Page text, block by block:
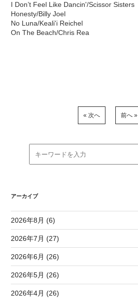
I Don’t Feel Like Dancin'/Scissor Sisters
Honesty/Billy Joel
No Luna/Keali'i Reichel
On The Beach/Chris Rea
« 次へ 前へ »
アーカイブ
2026年8月 (6)
2026年7月 (27)
2026年6月 (26)
2026年5月 (26)
2026年4月 (26)